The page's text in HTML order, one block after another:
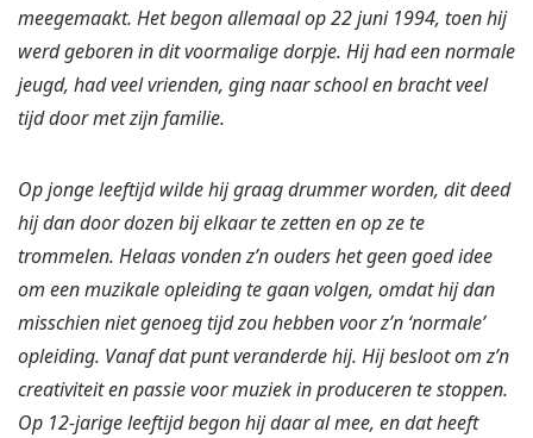
meegemaakt. Het begon allemaal op 22 juni 1994, toen hij
werd geboren in dit voormalige dorpje. Hij had een normale
jeugd, had veel vrienden, ging naar school en bracht veel
tijd door met zijn familie.
Op jonge leeftijd wilde hij graag drummer worden, dit deed
hij dan door dozen bij elkaar te zetten en op ze te
trommelen. Helaas vonden z’n ouders het geen goed idee
om een muzikale opleiding te gaan volgen, omdat hij dan
misschien niet genoeg tijd zou hebben voor z’n ‘normale’
opleiding. Vanaf dat punt veranderde hij. Hij besloot om z’n
creativiteit en passie voor muziek in produceren te stoppen.
Op 12-jarige leeftijd begon hij daar al mee, en dat heeft